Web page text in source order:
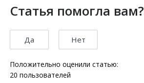
Статья помогла вам?
Да Нет
Положительно оценили статью:
20 пользователей